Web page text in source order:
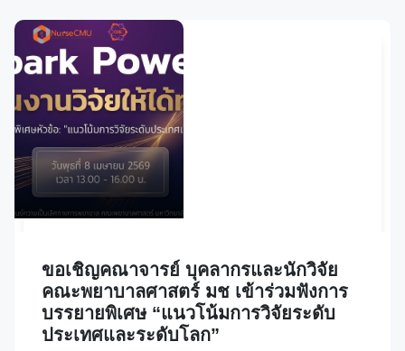
ขอเชิญคณาจารย์ บุคลากรและนักวิจัย
คณะพยาบาลศาสตร์ มช เข้าร่วมฟังการ
บรรยายพิเศษ “แนวโน้มการวิจัยระดับ
ประเทศและระดับโลก”